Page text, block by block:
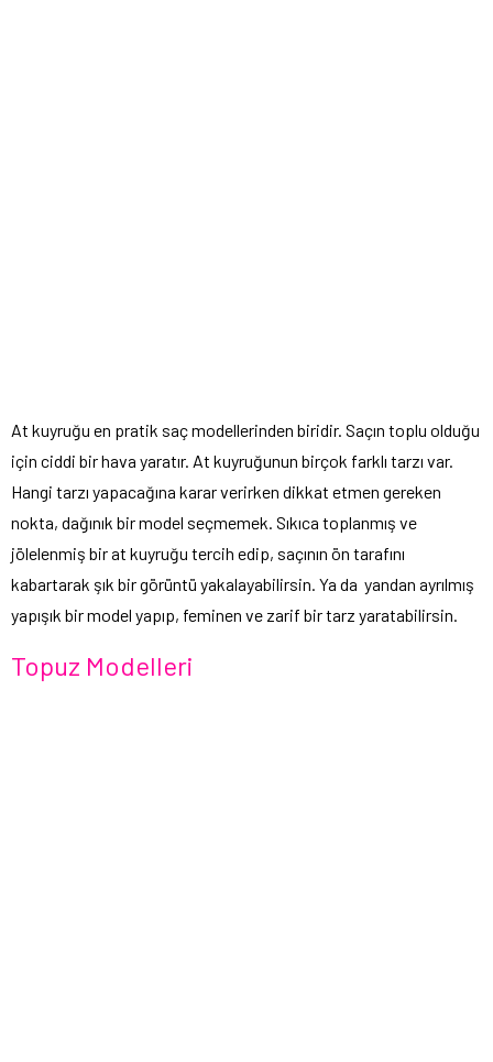
At kuyruğu en pratik saç modellerinden biridir. Saçın toplu olduğu
için ciddi bir hava yaratır. At kuyruğunun birçok farklı tarzı var.
Hangi tarzı yapacağına karar verirken dikkat etmen gereken
nokta, dağınık bir model seçmemek. Sıkıca toplanmış ve
jölelenmiş bir at kuyruğu tercih edip, saçının ön tarafını
kabartarak şık bir görüntü yakalayabilirsin. Ya da yandan ayrılmış
yapışık bir model yapıp, feminen ve zarif bir tarz yaratabilirsin.
Topuz Modelleri